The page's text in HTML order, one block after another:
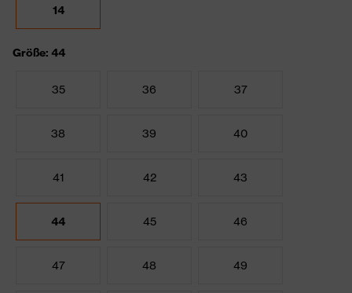
14
Größe: 44
35 36 37
38 39 40
41 42 43
44 45 46
47 48 49